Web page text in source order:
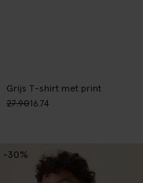
Grijs T-shirt met print
27.9016.74
-30%